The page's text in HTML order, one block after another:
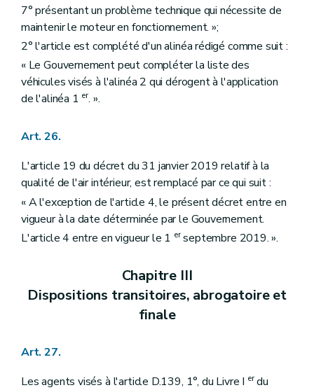
7° présentant un problème technique qui nécessite de
maintenir le moteur en fonctionnement. »;
2° l'article est complété d'un alinéa rédigé comme suit :
« Le Gouvernement peut compléter la liste des
véhicules visés à l'alinéa 2 qui dérogent à l'application
de l'alinéa 1 er. ».
Art. 26.
L'article 19 du décret du 31 janvier 2019 relatif à la
qualité de l'air intérieur, est remplacé par ce qui suit :
« A l'exception de l'article 4, le présent décret entre en
vigueur à la date déterminée par le Gouvernement.
L'article 4 entre en vigueur le 1 erseptembre 2019. ».
Chapitre III
Dispositions transitoires, abrogatoire et
finale
Art. 27.
Les agents visés à l'article D.139, 1°, du Livre I erdu